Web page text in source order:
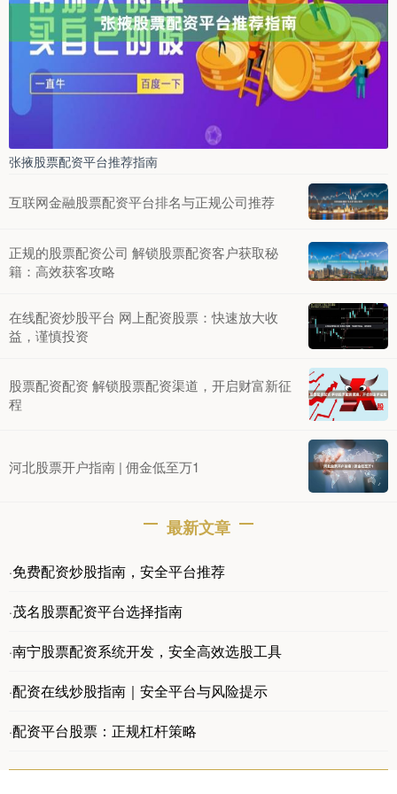
张掖股票配资平台推荐指南
互联网金融股票配资平台排名与正规公司推荐
正规的股票配资公司 解锁股票配资客户获取秘
籍：高效获客攻略
在线配资炒股平台 网上配资股票：快速放大收
益，谨慎投资
股票配资配资 解锁股票配资渠道，开启财富新征
程
河北股票开户指南 | 佣金低至万1
最新文章
·免费配资炒股指南，安全平台推荐
·茂名股票配资平台选择指南
·南宁股票配资系统开发，安全高效选股工具
·配资在线炒股指南｜安全平台与风险提示
·配资平台股票：正规杠杆策略